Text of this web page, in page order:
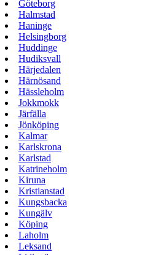
Göteborg
Halmstad
Haninge
Helsingborg
Huddinge
Hudiksvall
Härjedalen
Härnösand
Hässleholm
Jokkmokk
Järfälla
Jönköping
Kalmar
Karlskrona
Karlstad
Katrineholm
Kiruna
Kristianstad
Kungsbacka
Kungälv
Köping
Laholm
Leksand